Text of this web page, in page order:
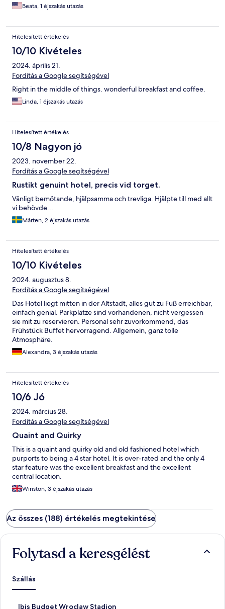
Beata, 1 éjszakás utazás
Hitelesített értékelés
10/10 Kivételes
2024. április 21.
Fordítás a Google segítségével
Right in the middle of things. wonderful breakfast and coffee.
Linda, 1 éjszakás utazás
Hitelesített értékelés
10/8 Nagyon jó
2023. november 22.
Fordítás a Google segítségével
Rustikt genuint hotel, precis vid torget.
Vänligt bemötande, hjälpsamma och trevliga. Hjälpte till med allt
vi behövde...
Mårten, 2 éjszakás utazás
Hitelesített értékelés
10/10 Kivételes
2024. augusztus 8.
Fordítás a Google segítségével
Das Hotel liegt mitten in der Altstadt, alles gut zu Fuß erreichbar,
einfach genial. Parkplätze sind vorhandenen, nicht vergessen
sie mit zu reservieren. Personal sehr zuvorkommend, das
Frühstück Buffet hervorragend. Allgemein, ganz tolle
Atmosphäre.
Alexandra, 3 éjszakás utazás
Hitelesített értékelés
10/6 Jó
2024. március 28.
Fordítás a Google segítségével
Quaint and Quirky
This is a quaint and quirky old and old fashioned hotel which
purports to being a 4 star hotel. It is over-rated and the only 4
star feature was the excellent breakfast and the excellent
central location.
Winston, 3 éjszakás utazás
Az összes (188) értékelés megtekintése
Folytasd a keresgélést
Szállás
Ibis Budget Wroclaw Stadion
S